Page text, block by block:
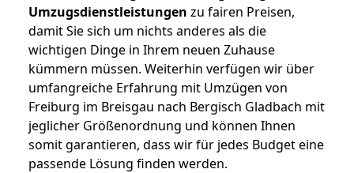
Umzugsdienstleistungen zu fairen Preisen,
damit Sie sich um nichts anderes als die
wichtigen Dinge in Ihrem neuen Zuhause
kümmern müssen. Weiterhin verfügen wir über
umfangreiche Erfahrung mit Umzügen von
Freiburg im Breisgau nach Bergisch Gladbach mit
jeglicher Größenordnung und können Ihnen
somit garantieren, dass wir für jedes Budget eine
passende Lösung finden werden.